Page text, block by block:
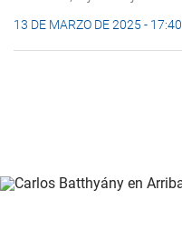
13 DE MARZO DE 2025 - 17:40